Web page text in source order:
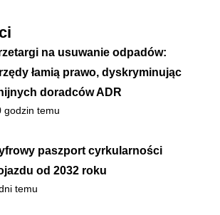
na usuwanie odpadów:
łamią prawo, dyskryminując
doradców ADR
godzin temu
paszport cyrkularności
od 2032 roku
temu